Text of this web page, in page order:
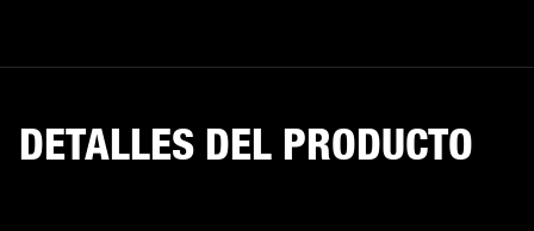
DETALLES DEL PRODUCTO